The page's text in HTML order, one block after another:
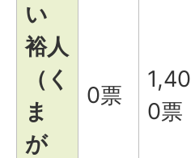
い
裕人
（く
ま
が
0票
1,40
0票